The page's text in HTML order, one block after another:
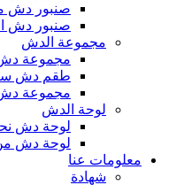
صنبور دش
صنبور دش
مجموعة الدش
مجموعة
طقم دش
مجموعة دش
لوحة الدش
لوحة دش
لوحة دش من
معلومات عنا
شهادة